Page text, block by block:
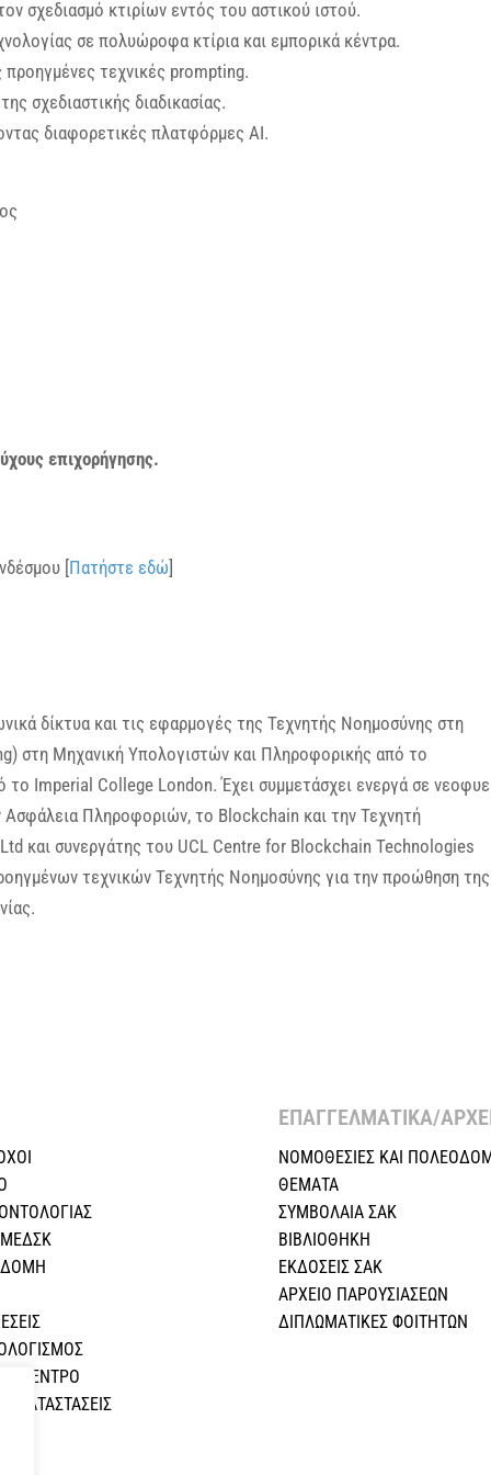
σχεδιασμό κτιρίων εντός του αστικού ιστού.
σε πολυώροφα κτίρια και εμπορικά κέντρα.
προηγμένες τεχνικές prompting.
σχεδιαστικής διαδικασίας.
διαφορετικές πλατφόρμες AI.
επιχορήγησης.
[Πατήστε εδώ]
δίκτυα και τις εφαρμογές της Τεχνητής Νοημοσύνης στη
στη Μηχανική Υπολογιστών και Πληροφορικής από το
Imperial College London. Έχει συμμετάσχει ενεργά σε
Ασφάλεια Πληροφοριών, το Blockchain και την Τεχνητή
και συνεργάτης του UCL Centre for Blockchain Technologies
τεχνικών Τεχνητής Νοημοσύνης για την προώθηση της
ΔΟΜΗ
ΚΕΝΤΡΟ
ΚΑΤΑΣΤΑΣΕΙΣ
ΕΠΑΓΓΕΛΜΑΤΙΚΑ/
ΝΟΜΟΘΕΣΙΕΣ KAI
ΘΕΜΑΤΑ
ΣΥΜΒΟΛΑΙΑ ΣΑΚ
ΒΙΒΛΙΟΘΗΚΗ
ΕΚΔΟΣΕΙΣ ΣΑΚ
ΑΡΧΕΙΟ ΠΑΡΟΥΣΙΑΣΕΩΝ
ΔΙΠΛΩΜΑΤΙΚΕΣ ΦΟΙΤΗΤΩΝ